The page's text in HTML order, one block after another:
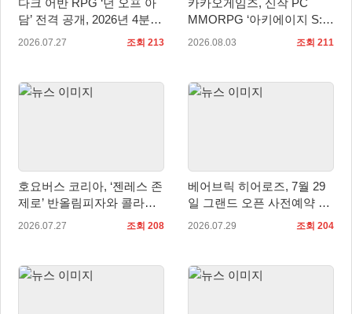
다크 어반 RPG ‘던 오프 아
담’ 전격 공개, 2026년 4분기
정식 출시
2026.07.27 조회 213
카카오게임즈, 신작 PC
MMORPG ‘아키에이지 S:
자유의 해협’ 글로벌 퍼블리
2026.08.03 조회 211
호요버스 코리아, ‘젠레스 존
제로’ 반올림피자와 콜라보
세트 2종 출시
2026.07.27 조회 208
베어브릭 히어로즈, 7월 29
일 그랜드 오픈 사전예약 시
작… 8월 말 오픈 예정
2026.07.29 조회 204